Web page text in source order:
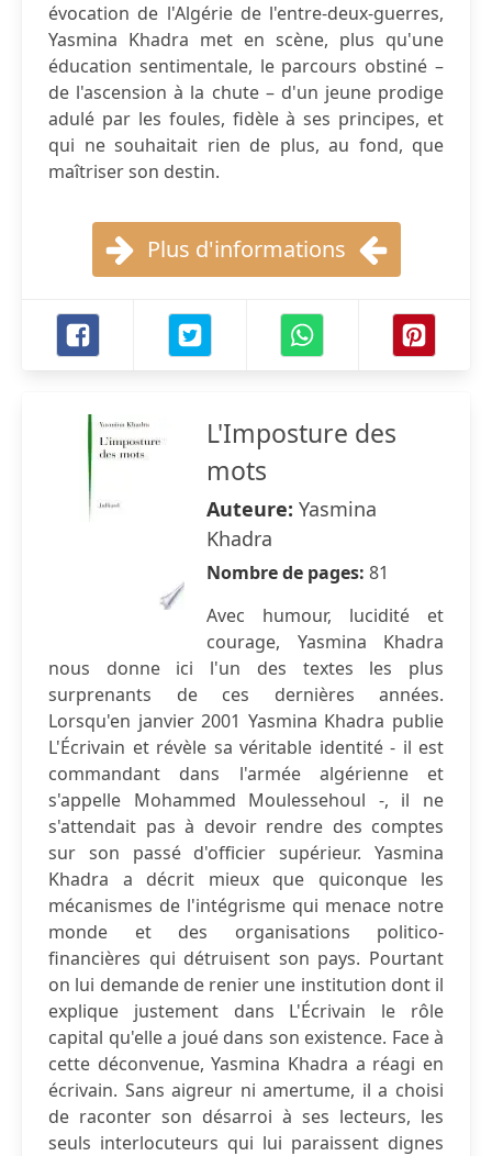
évocation de l'Algérie de l'entre‐deux‐guerres,
Yasmina Khadra met en scène, plus qu'une
éducation sentimentale, le parcours obstiné –
de l'ascension à la chute – d'un jeune prodige
adulé par les foules, fidèle à ses principes, et
qui ne souhaitait rien de plus, au fond, que
maîtriser son destin.
Plus d'informations
L'Imposture des
mots
Auteure: Yasmina
Khadra
Nombre de pages: 81
Avec humour, lucidité et
courage, Yasmina Khadra
nous donne ici l'un des textes les plus
surprenants de ces dernières années.
Lorsqu'en janvier 2001 Yasmina Khadra publie
L'Écrivain et révèle sa véritable identité - il est
commandant dans l'armée algérienne et
s'appelle Mohammed Moulessehoul -, il ne
s'attendait pas à devoir rendre des comptes
sur son passé d'officier supérieur. Yasmina
Khadra a décrit mieux que quiconque les
mécanismes de l'intégrisme qui menace notre
monde et des organisations politico-
financières qui détruisent son pays. Pourtant
on lui demande de renier une institution dont il
explique justement dans L'Écrivain le rôle
capital qu'elle a joué dans son existence. Face à
cette déconvenue, Yasmina Khadra a réagi en
écrivain. Sans aigreur ni amertume, il a choisi
de raconter son désarroi à ses lecteurs, les
seuls interlocuteurs qui lui paraissent dignes